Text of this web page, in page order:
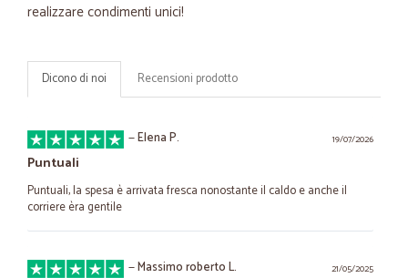
realizzare condimenti unici!
Dicono di noi Recensioni prodotto
19/07/2026
—Elena P.
Puntuali
Puntuali, la spesa è arrivata fresca nonostante il caldo e anche il
corriere èra gentile
21/05/2025
—Massimo roberto L.